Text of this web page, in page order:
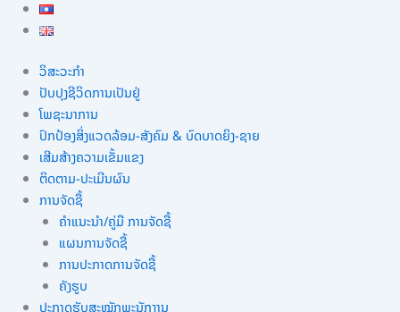
ວິສະວະກຳ
ປັບປຸງຊີວິດການເປັນຢູ່
ໂພຊະນາການ
ປົກປ້ອງສິ່ງແວດລ້ອມ-ສັງຄົມ & ບົດບາດຍິງ-ຊາຍ
ເສີມສ້າງຄວາມເຂັ້ມແຂງ
ຕິດຕາມ-ປະເມີນຜົນ
ການຈັດຊື້
ຄຳແນະນຳ/ຄູ່ມື ການຈັດຊື້
ແຜນການຈັດຊື້
ການປະກາດການຈັດຊື້
ຄັງຮູບ
ປະກາດຮັບສະໝັກພະນັກງານ